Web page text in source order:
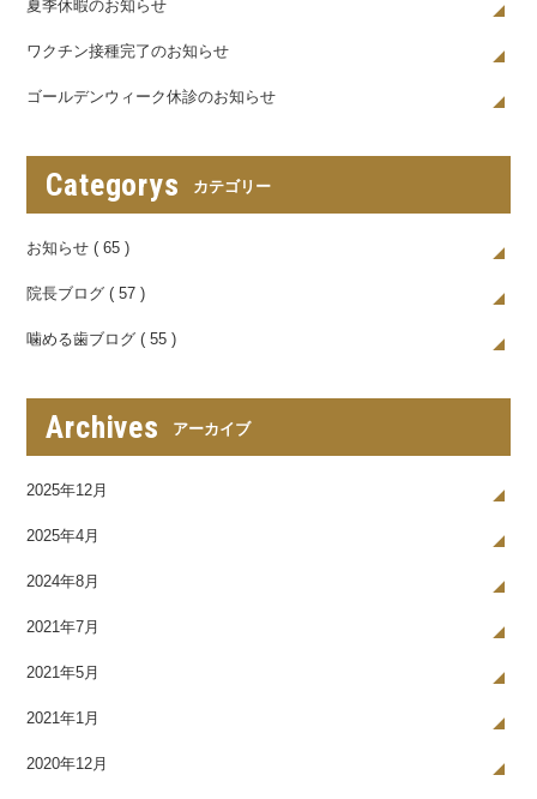
夏季休暇のお知らせ
ワクチン接種完了のお知らせ
ゴールデンウィーク休診のお知らせ
Categorys カテゴリー
お知らせ ( 65 )
院長ブログ ( 57 )
噛める歯ブログ ( 55 )
Archives アーカイブ
2025年12月
2025年4月
2024年8月
2021年7月
2021年5月
2021年1月
2020年12月